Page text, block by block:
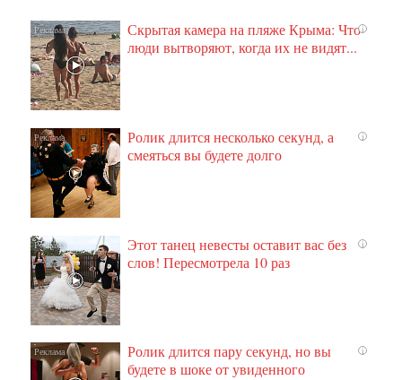
i
Скрытая камера на пляже Крыма: Что
люди вытворяют, когда их не видят...
i
Ролик длится несколько секунд, а
смеяться вы будете долго
i
Этот танец невесты оставит вас без
слов! Пересмотрела 10 раз
i
Ролик длится пару секунд, но вы
будете в шоке от увиденного